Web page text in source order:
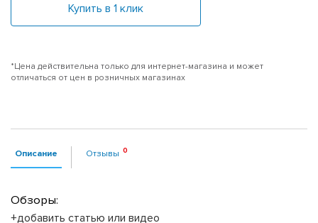
Купить в 1 клик
*Цена действительна только для интернет-магазина и может
отличаться от цен в розничных магазинах
Описание Отзывы
Обзоры:
+добавить статью или видео